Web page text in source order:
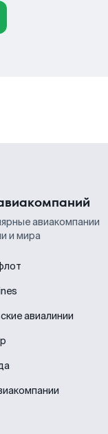
авиакомпании
и мира
авиалинии